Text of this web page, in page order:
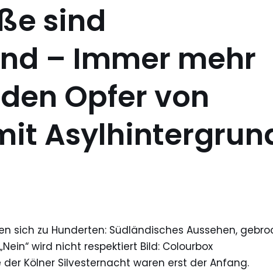
sind
– Immer mehr
Opfer von
sich zu Hunderten: Südländisches Aussehen,
wird nicht respektiert Bild: Colourbox
Kölner Silvesternacht waren erst der Anfang.